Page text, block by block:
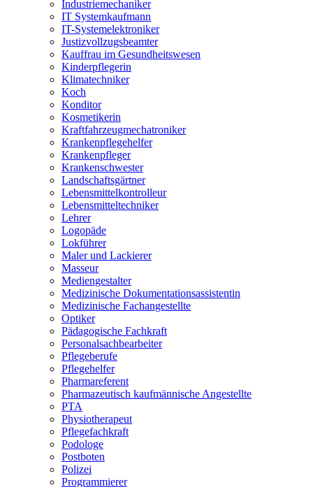
Industriemechaniker
IT Systemkaufmann
IT-Systemelektroniker
Justizvollzugsbeamter
Kauffrau im Gesundheitswesen
Kinderpflegerin
Klimatechniker
Koch
Konditor
Kosmetikerin
Kraftfahrzeugmechatroniker
Krankenpflegehelfer
Krankenpfleger
Krankenschwester
Landschaftsgärtner
Lebensmittelkontrolleur
Lebensmitteltechniker
Lehrer
Logopäde
Lokführer
Maler und Lackierer
Masseur
Mediengestalter
Medizinische Dokumentationsassistentin
Medizinische Fachangestellte
Optiker
Pädagogische Fachkraft
Personalsachbearbeiter
Pflegeberufe
Pflegehelfer
Pharmareferent
Pharmazeutisch kaufmännische Angestellte
PTA
Physiotherapeut
Pflegefachkraft
Podologe
Postboten
Polizei
Programmierer